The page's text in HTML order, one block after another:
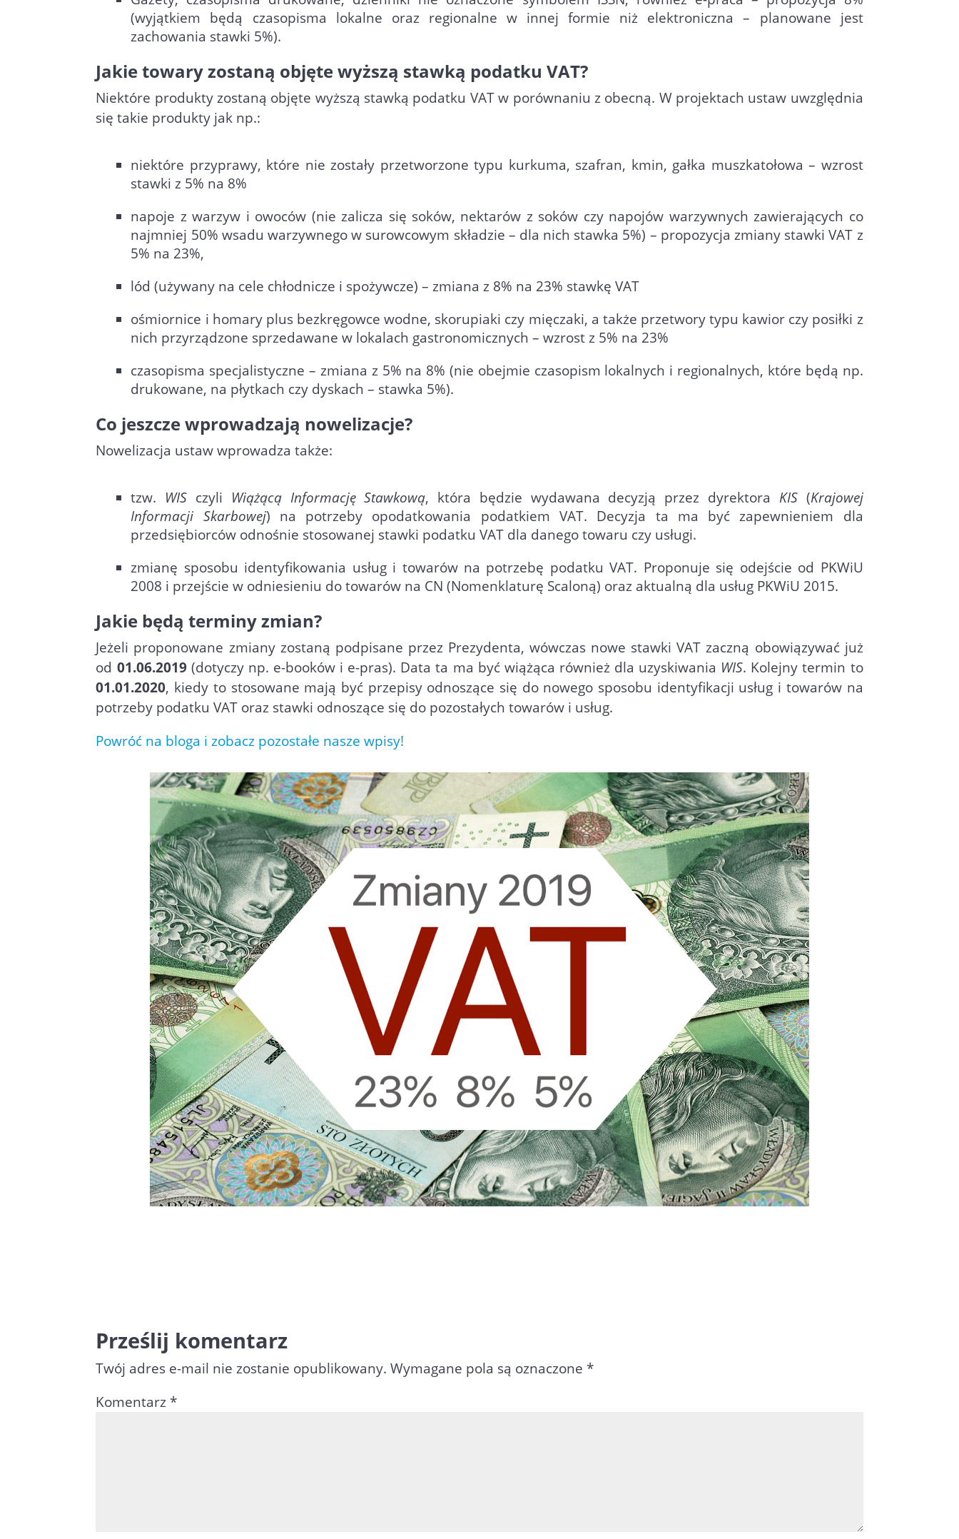
(wyjątkiem będą czasopisma lokalne oraz regionalne w innej formie niż elektroniczna – planowane jest
zachowania stawki 5%).
Jakie towary zostaną objęte wyższą stawką podatku VAT?
Niektóre produkty zostaną objęte wyższą stawką podatku VAT w porównaniu z obecną. W projektach ustaw uwzględnia
się takie produkty jak np.:
niektóre przyprawy, które nie zostały przetworzone typu kurkuma, szafran, kmin, gałka muszkatołowa – wzrost
stawki z 5% na 8%
napoje z warzyw i owoców (nie zalicza się soków, nektarów z soków czy napojów warzywnych zawierających co
najmniej 50% wsadu warzywnego w surowcowym składzie – dla nich stawka 5%) – propozycja zmiany stawki VAT z
5% na 23%,
lód (używany na cele chłodnicze i spożywcze) – zmiana z 8% na 23% stawkę VAT
ośmiornice i homary plus bezkręgowce wodne, skorupiaki czy mięczaki, a także przetwory typu kawior czy posiłki z
nich przyrządzone sprzedawane w lokalach gastronomicznych – wzrost z 5% na 23%
czasopisma specjalistyczne – zmiana z 5% na 8% (nie obejmie czasopism lokalnych i regionalnych, które będą np.
drukowane, na płytkach czy dyskach – stawka 5%).
Co jeszcze wprowadzają nowelizacje?
Nowelizacja ustaw wprowadza także:
tzw. WIS czyli Wiążącą Informację Stawkową, która będzie wydawana decyzją przez dyrektora KIS(Krajowej
Informacji Skarbowej) na potrzeby opodatkowania podatkiem VAT. Decyzja ta ma być zapewnieniem dla
przedsiębiorców odnośnie stosowanej stawki podatku VAT dla danego towaru czy usługi.
zmianę sposobu identyfikowania usług i towarów na potrzebę podatku VAT. Proponuje się odejście od PKWiU
2008 i przejście w odniesieniu do towarów na CN (Nomenklaturę Scaloną) oraz aktualną dla usług PKWiU 2015.
Jakie będą terminy zmian?
Jeżeli proponowane zmiany zostaną podpisane przez Prezydenta, wówczas nowe stawki VAT zaczną obowiązywać już
od 01.06.2019(dotyczy np. e-booków i e-pras). Data ta ma być wiążąca również dla uzyskiwania WIS. Kolejny termin to
01.01.2020, kiedy to stosowane mają być przepisy odnoszące się do nowego sposobu identyfikacji usług i towarów na
potrzeby podatku VAT oraz stawki odnoszące się do pozostałych towarów i usług.
Powróć na bloga i zobacz pozostałe nasze wpisy!
Prześlij komentarz
Twój adres e-mail nie zostanie opublikowany. Wymagane pola są oznaczone *
Komentarz *